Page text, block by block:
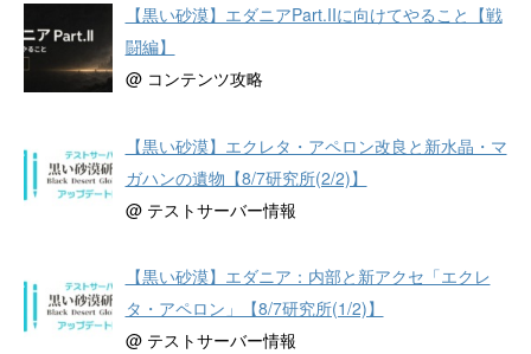
【黒い砂漠】エダニアPart.IIに向けてやること【戦
闘編】
@ コンテンツ攻略
【黒い砂漠】エクレタ・アペロン改良と新水晶・マ
ガハンの遺物【8/7研究所(2/2)】
@ テストサーバー情報
【黒い砂漠】エダニア：内部と新アクセ「エクレ
タ・アペロン」【8/7研究所(1/2)】
@ テストサーバー情報